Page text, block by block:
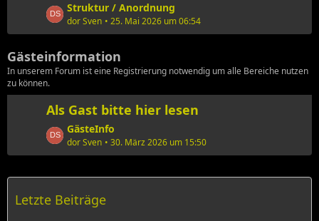
g
L
e
t
z
t
e
B
e
t
g
Struktur / Anordnung
dor Sven 25. Mai 2026 um 06:54
Gästeinformation
In unserem Forum ist eine Registrierung notwendig um alle Bereiche nutzen
zu können.
Als Gast bitte hier lesen
L
e
t
e
GästeInfo
dor Sven 30. März 2026 um 15:50
Letzte Beiträge